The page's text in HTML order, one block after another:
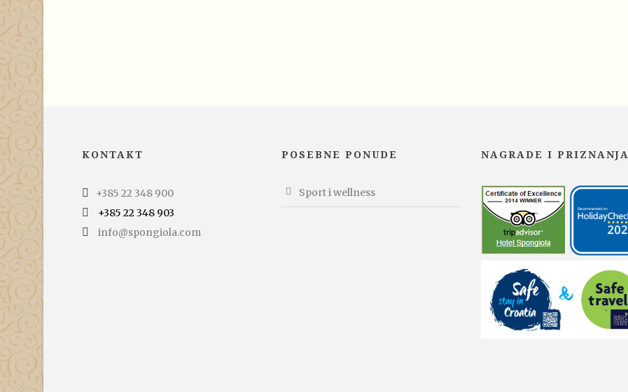
KONTAKT
+385 22 348 900
+385 22 348 903
info@spongiola.com
POSEBNE PONUDE
Sport i wellness
NAGRADE I PRIZNANJA